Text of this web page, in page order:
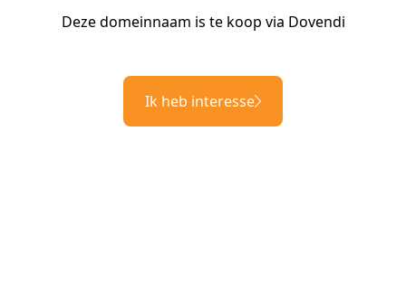
Deze domeinnaam is te koop via Dovendi
Ik heb interesse